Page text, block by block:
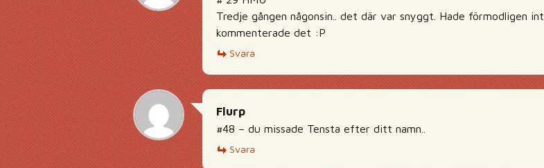
Tredje gången någonsin.. det där var snyggt. Hade förmodligen
kommenterade det :P
Svara
Flurp
#48 – du missade Tensta efter ditt namn..
Svara